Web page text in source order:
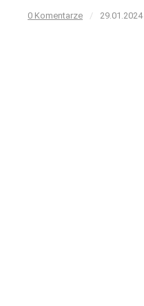
0 Komentarze / 29.01.2024